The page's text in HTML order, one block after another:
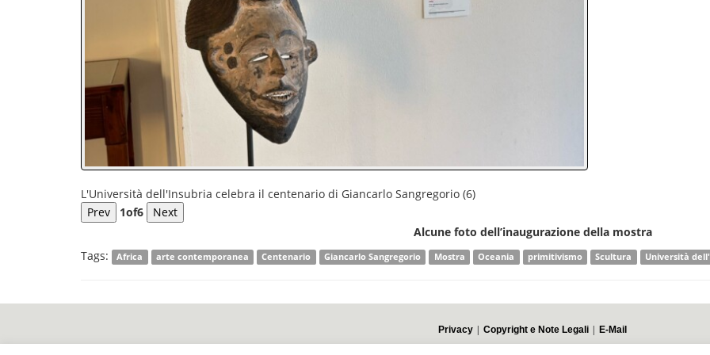
L'Università dell'Insubria celebra il centenario di Giancarlo Sangregorio (6)
Prev
1of6
Next
Alcune foto dell’inaugurazione della mostra
Tags:
Africa arte contemporanea Centenario Giancarlo Sangregorio Mostra Oceania primitivismo Scultura Università
Privacy | Copyright e Note Legali | E-Mail